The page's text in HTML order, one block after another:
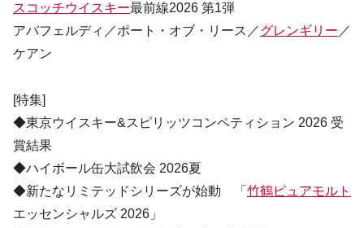
スコッチウイスキー最前線2026 第1弾
アバフェルディ／ポート・オブ・リース／グレンギリー ／
ケアン
[特集]
◆東京ウイスキー&スピリッツコンペティション 2026 受
賞結果
◆ハイボール缶大試飲会 2026夏
◆新たなリミテッドシリーズが始動 「 竹鶴ピュアモルト
エッセンシャルズ 2026」